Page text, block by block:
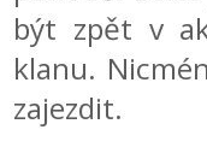
být zpět v
klanu.
zajezdit.